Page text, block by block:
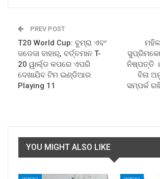
PREV POST
T20 World Cup: ବୁମ୍ରା ଏବଂ
ଜଡେଜା ବାହାର୍, ବର୍ତ୍ତମାନ T-
20 ୱାର୍ଲ୍ଡ କପରେ ଏପରି
ଦେଖାଯିବ ଟିମ ଇଣ୍ଡିଆର
Playing 11
ନିଷ୍ପତ୍ତି
ବିନା
ସମ୍ପର୍କ
YOU MIGHT ALSO LIKE